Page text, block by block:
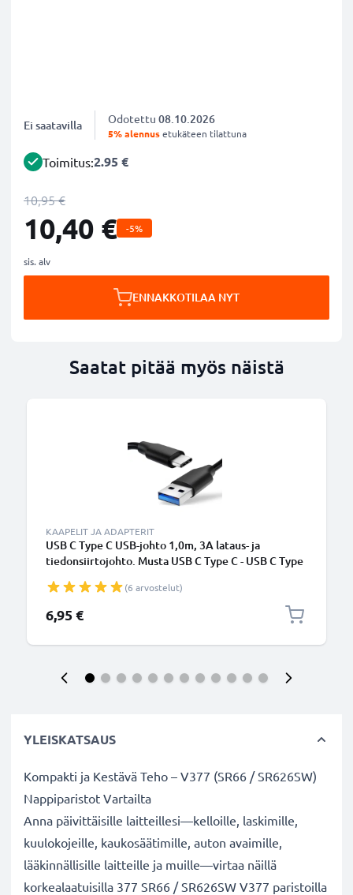
Ei saatavilla Odotettu 08.10.2026
5% alennusetukäteen tilattuna
Toimitus:2.95 €
10,95 €
10,40 € -5%
sis. alv
ENNAKKOTILAA NYT
Saatat pitää myös näistä
KAAPELIT JA ADAPTERIT
USB C Type C USB-johto 1,0m, 3A lataus- ja
tiedonsiirtojohto. Musta USB C Type C - USB C Type
(6 arvostelut)
6,95 €
YLEISKATSAUS
Kompakti ja Kestävä Teho – V377 (SR66 / SR626SW)
Nappiparistot Vartailta
Anna päivittäisille laitteillesi—kelloille, laskimille,
kuulokojeille, kaukosäätimille, auton avaimille,
lääkinnällisille laitteille ja muille—virtaa näillä
korkealaatuisilla 377 SR66 / SR626SW V377 paristoilla